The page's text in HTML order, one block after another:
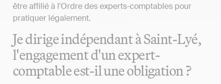
être affilié à l'Ordre des experts-comptables pour
pratiquer légalement.
Je dirige indépendant à Saint-Lyé,
l'engagement d'un expert-
comptable est-il une obligation ?